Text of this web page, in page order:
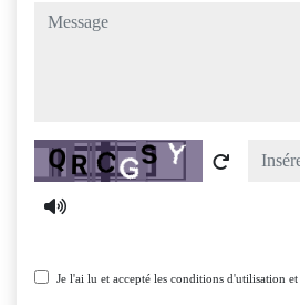
message
Captcha
Je l'ai lu et accepté les conditions d'utilisation et